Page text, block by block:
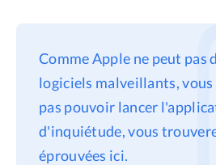
Confidentialité
Conditions générales
Politique de
remboursement
Comme Apple ne peut pas
logiciels malveillants, vous
pas pouvoir lancer
d'inquiétude, vous
éprouvées ici.